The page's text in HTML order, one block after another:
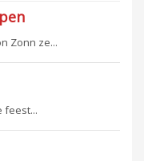
Zonn ze...
feest...